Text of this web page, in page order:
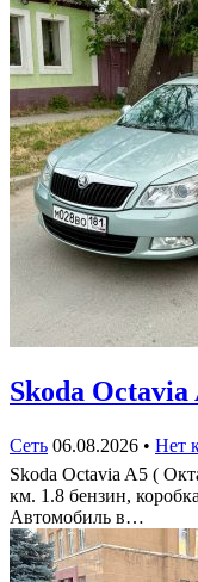
Skoda Octavia
Сеть 06.08.2026 • Нет
Skoda Octavia A5 (
км. 1.8 бензин,
Автомобиль в…